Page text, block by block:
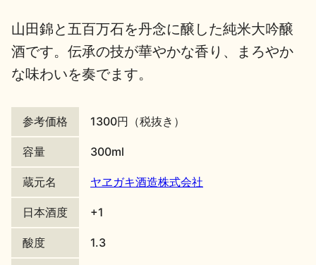
地酒川柳 地酒小説
日本酒の楽しみ方特集
地酒・イベント情報
山田錦と五百万石を丹念に醸した純米大吟醸
酒です。伝承の技が華やかな香り、まろやか
な味わいを奏でます。
参考価格 1300円（税抜き）
容量 300ml
蔵元名 ヤヱガキ酒造株式会社
日本酒度 +1
酸度 1.3